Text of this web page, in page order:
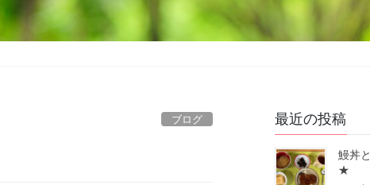
ブログ 最近の投稿
鰻丼
★